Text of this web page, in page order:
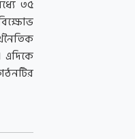
৩৫
এদিকে